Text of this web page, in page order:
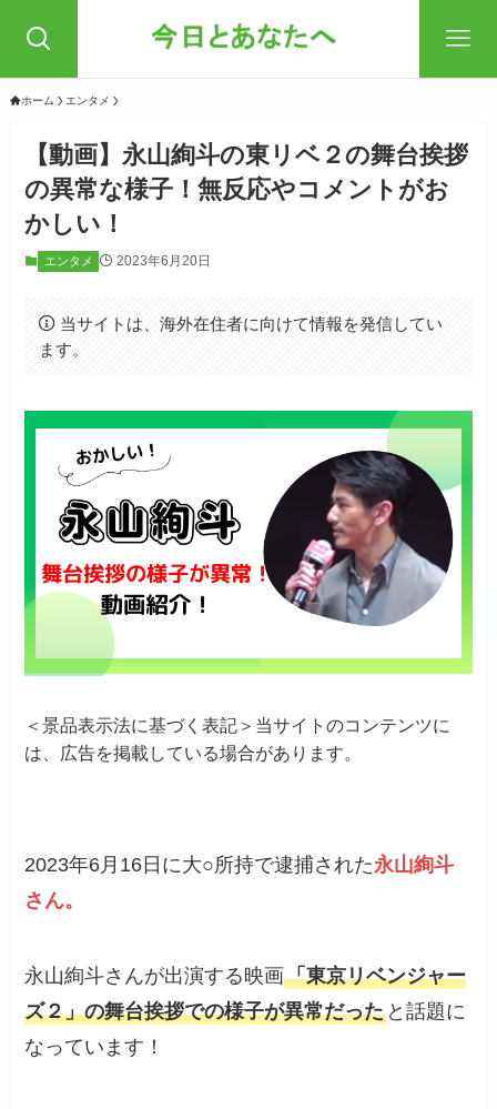
ホーム エンタメ
【動画】永山絢斗の東リベ２の舞台挨拶
の異常な様子！無反応やコメントがお
かしい！
エンタメ 2023年6月20日
当サイトは、海外在住者に向けて情報を発信してい
ます。
＜景品表示法に基づく表記＞当サイトのコンテンツに
は、広告を掲載している場合があります。
2023年6月16日に大○所持で逮捕された永山絢斗
さん。
永山絢斗さんが出演する映画「東京リベンジャー
ズ２」の舞台挨拶での様子が異常だった と話題に
なっています！